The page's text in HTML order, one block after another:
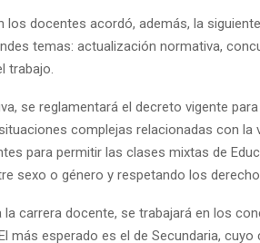
los docentes acordó, además, la
temas: actualización normativa,
trabajo.
se reglamentará el decreto vigente
complejas relacionadas con
para permitir las clases mixtas de
sexo o género y respetando los
la carrera docente, se trabajará en los
más esperado es el de Secundaria,